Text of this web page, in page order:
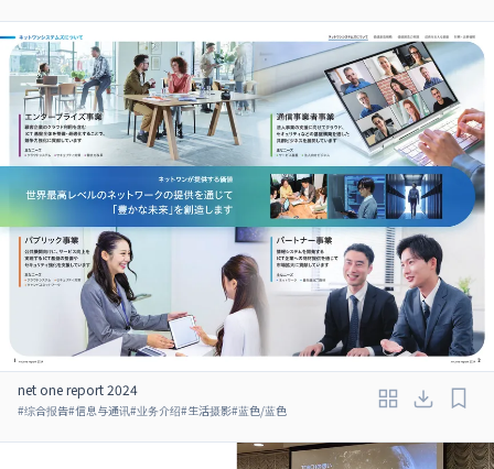
net one report 2024
#综合报告#信息与通讯#业务介绍#生活摄影#蓝色/蓝色